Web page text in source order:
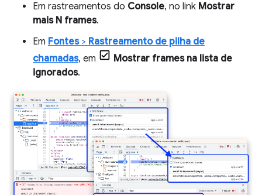
Em rastreamentos do Console, no link Mostrar
mais N frames.
Em Fontes> Rastreamento de pilha de
chamadas, em
Mostrar frames na lista de
ignorados.